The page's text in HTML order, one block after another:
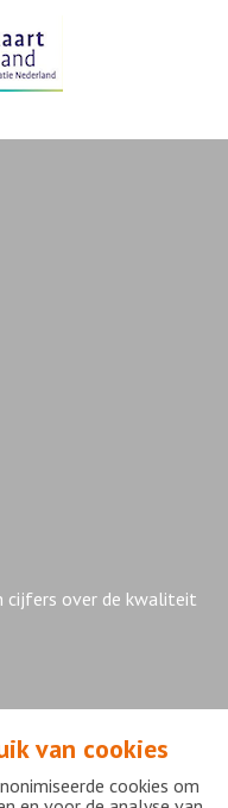
cijfers over de kwaliteit
van cookies
cookies om